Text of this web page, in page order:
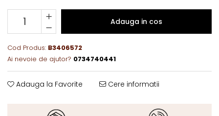
Adauga in cos
Cod Produs: B3406572
Ai nevoie de ajutor? 0734740441
Adauga la Favorite Cere informatii